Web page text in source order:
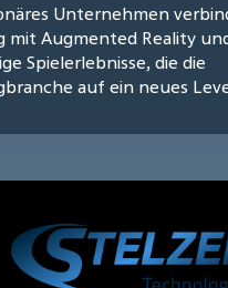
Unternehmen
mit Augmented Reality
Spielerlebnisse, die die
auf ein neues